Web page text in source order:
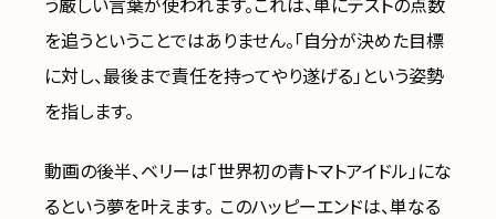
う厳しい言葉が使われます。これは、単にテストの点数
を追うということではありません。「自分が決めた目標
に対し、最後まで責任を持ってやり遂げる」という姿勢
を指します。
動画の後半、ベリーは「世界初の青トマトアイドル」にな
るという夢を叶えます。 このハッピーエンドは、単なる